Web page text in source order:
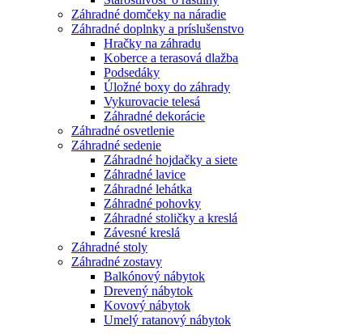
Záhradné domčeky na náradie
Záhradné doplnky a príslušenstvo
Hračky na záhradu
Koberce a terasová dlažba
Podsedáky
Úložné boxy do záhrady
Vykurovacie telesá
Záhradné dekorácie
Záhradné osvetlenie
Záhradné sedenie
Záhradné hojdačky a siete
Záhradné lavice
Záhradné lehátka
Záhradné pohovky
Záhradné stoličky a kreslá
Závesné kreslá
Záhradné stoly
Záhradné zostavy
Balkónový nábytok
Drevený nábytok
Kovový nábytok
Umelý ratanový nábytok